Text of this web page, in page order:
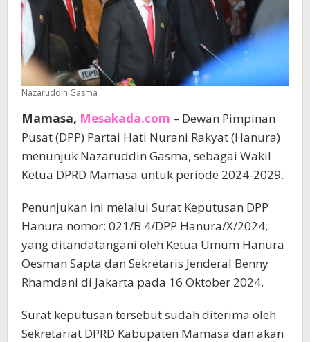
Nazaruddin Gasma
Mamasa, Mesakada.com – Dewan Pimpinan
Pusat (DPP) Partai Hati Nurani Rakyat (Hanura)
menunjuk Nazaruddin Gasma, sebagai Wakil
Ketua DPRD Mamasa untuk periode 2024-2029.
Penunjukan ini melalui Surat Keputusan DPP
Hanura nomor: 021/B.4/DPP Hanura/X/2024,
yang ditandatangani oleh Ketua Umum Hanura
Oesman Sapta dan Sekretaris Jenderal Benny
Rhamdani di Jakarta pada 16 Oktober 2024.
Surat keputusan tersebut sudah diterima oleh
Sekretariat DPRD Kabupaten Mamasa dan akan